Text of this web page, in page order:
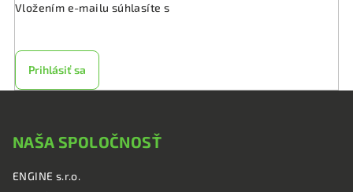
Vložením e-mailu súhlasíte s
Prihlásiť sa
NAŠA SPOLOČNOSŤ
ENGINE s.r.o.